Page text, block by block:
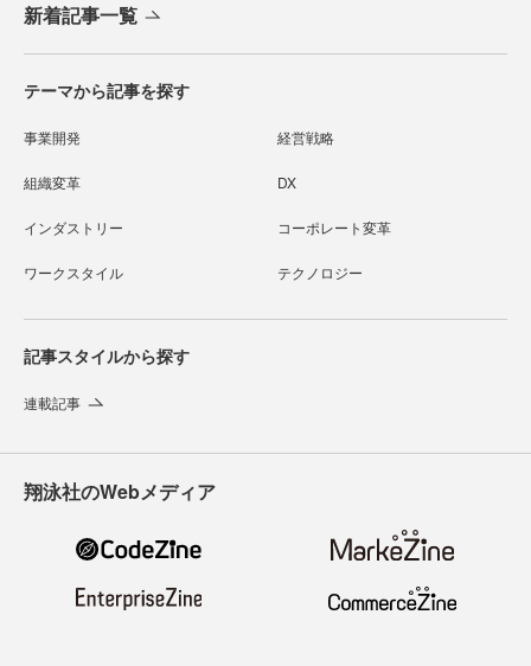
新着記事一覧
テーマから記事を探す
事業開発 経営戦略
組織変革 DX
インダストリー コーポレート変革
ワークスタイル テクノロジー
記事スタイルから探す
連載記事
翔泳社のWebメディア